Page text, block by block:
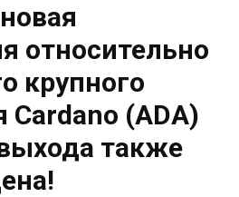
относительно
крупного
Cardano (ADA)
также